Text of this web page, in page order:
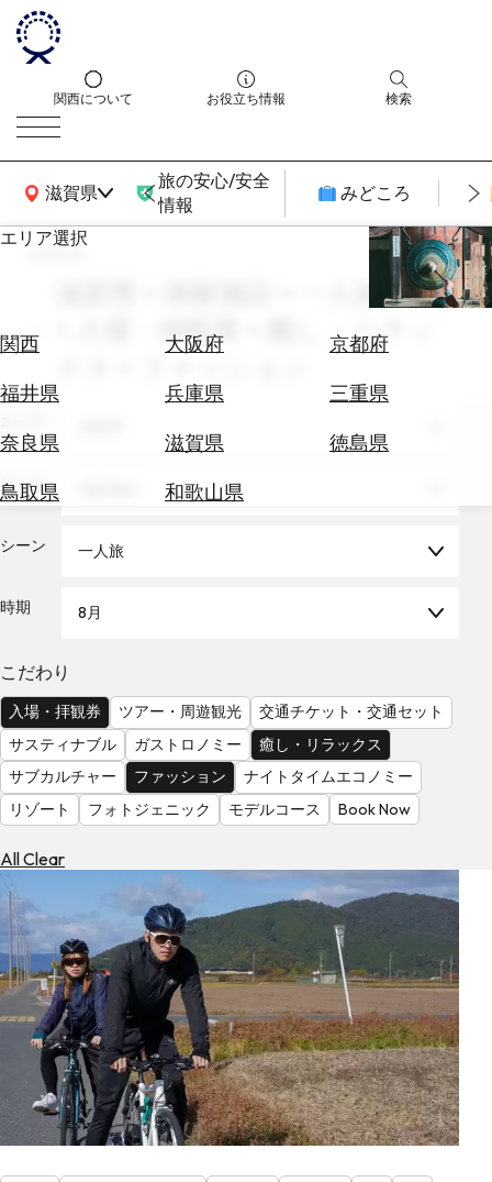
関西について お役立ち情報 検索
滋賀県
関西広域MAP
旅の安心/安全
情報
みどころ
エリア選択
関西 大阪府
京都府
福井県
兵庫県
三重県
奈良県
滋賀県
徳島県
鳥取県
和歌山県
エ
券
テ
を
を
見
る
search
滋賀県 × 体験施設 × 一人旅 × 8月
× 入場・拝観券 × 癒し・リラッ
テーマ
シーン 一人旅
時期 8月
こだわり
入場・拝観券 ツアー・周遊観光
交通チケット・交通セット
サスティナブル
ガストロノミー
癒し・リラックス
サブカルチャー
ファッション
ナイトタイムエコノミー
リゾート
フォトジェニック モデルコース Book Now
All Clear